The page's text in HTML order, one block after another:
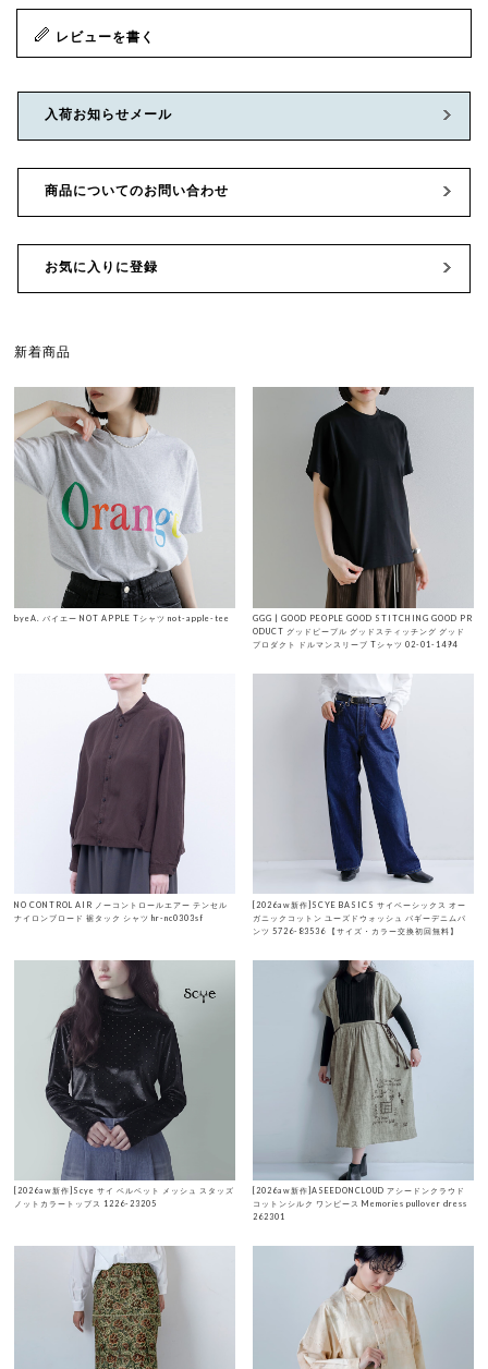
レビューを書く
入荷お知らせメール
商品についてのお問い合わせ
お気に入りに登録
新着商品
byeA. バイエー NOT APPLE Tシャツ not-apple-tee
GGG | GOOD PEOPLE GOOD STITCHING GOOD PR
ODUCT グッドピープル グッドスティッチング グッド
プロダクト ドルマンスリーブ Tシャツ 02-01-1494
NO CONTROL AIR ノーコントロールエアー テンセル
ナイロンブロード 裾タック シャツ hr-nc0303sf
[2026aw新作]SCYE BASICS サイベーシックス オー
ガニックコットン ユーズドウォッシュ バギーデニムパ
ンツ 5726-83536 【サイズ・カラー交換初回無料】
[2026aw新作]Scye サイ ベルベット メッシュ スタッズ
ノットカラートップス 1226-23205
[2026aw新作]ASEEDONCLOUD アシードンクラウド
コットンシルク ワンピース Memories pullover dress
262301